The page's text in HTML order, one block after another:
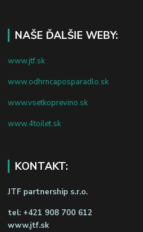
NAŠE ĎALŠIE WEBY:
www.jtf.sk
www.odhrncaposparadlo.sk
www.vsetkoprevino.sk
www.4toilet.sk
KONTAKT:
JTF partnership s.r.o.
tel: +421 908 700 612
www.jtf.sk